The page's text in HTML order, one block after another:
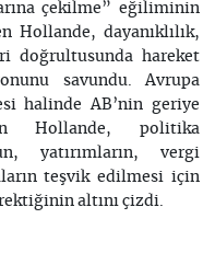
çekilme” eğiliminin
Hollande, dayanıklılık,
doğrultusunda hareket
savundu. Avrupa
halinde AB’nin geriye
Hollande, politika
yatırımların, vergi
teşvik edilmesi için
altını çizdi.